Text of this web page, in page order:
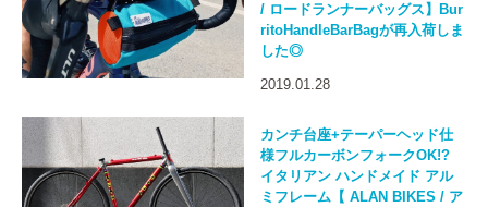
/ ロードランナーバッグス】Bur
ritoHandleBarBagが再入荷しま
した◎
2019.01.28
カンチ台座+テーパーヘッド仕
様フルカーボンフォークOK!?
イタリアン ハンドメイド アル
ミフレーム【 ALAN BIKES / ア